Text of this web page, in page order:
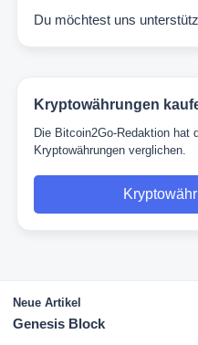
Du möchtest uns
Kryptowährungen
Die Bitcoin2Go-Redaktion hat
Kryptowährungen verglichen.
Neue Artikel
Genesis Block